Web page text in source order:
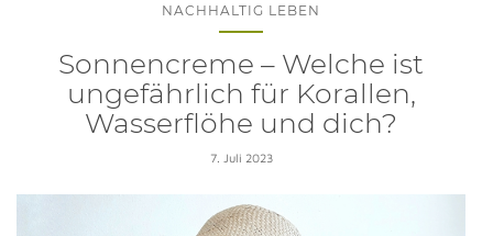
NACHHALTIG LEBEN
Sonnencreme – Welche ist
ungefährlich für Korallen,
Wasserflöhe und dich?
7. Juli 2023